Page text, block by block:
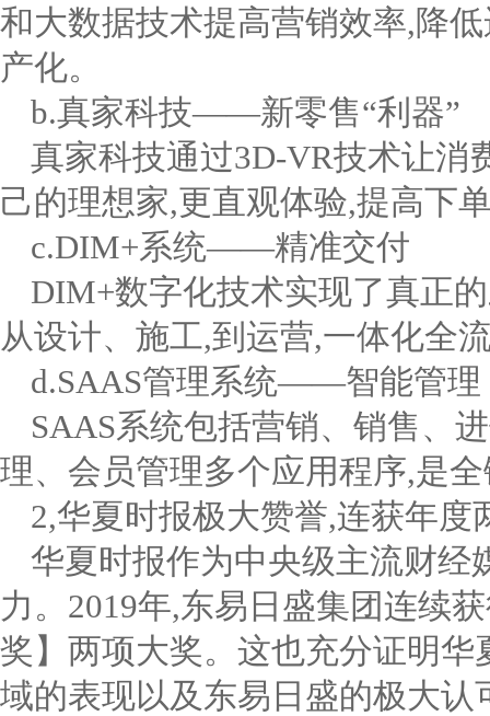
和大数据技术提高营销效率,降
产化。
b.真家科技——新零售“利器”
真家科技通过3D-VR技术让消
己的理想家,更直观体验,提高下
c.DIM+系统——精准交付
DIM+数字化技术实现了真正
从设计、施工,到运营,一体化全
d.SAAS管理系统——智能管理
SAAS系统包括营销、销售、
理、会员管理多个应用程序,是
2,华夏时报极大赞誉,连获年度
华夏时报作为中央级主流财经
力。2019年,东易日盛集团连续
奖】两项大奖。这也充分证明
域的表现以及东易日盛的极大认